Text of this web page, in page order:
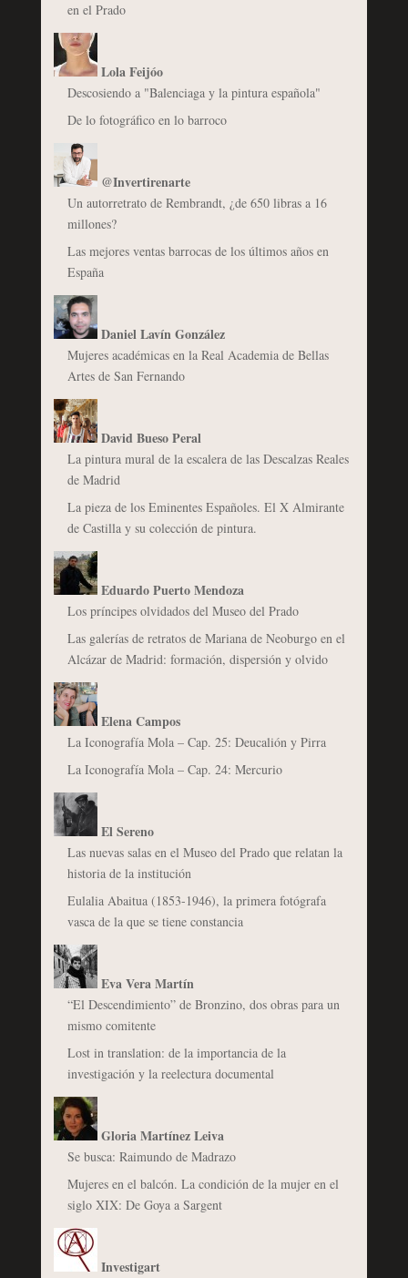
en el Prado
Lola Feijóo
Descosiendo a "Balenciaga y la pintura española"
De lo fotográfico en lo barroco
@Invertirenarte
Un autorretrato de Rembrandt, ¿de 650 libras a 16
millones?
Las mejores ventas barrocas de los últimos años en
España
Daniel Lavín González
Mujeres académicas en la Real Academia de Bellas
Artes de San Fernando
David Bueso Peral
La pintura mural de la escalera de las Descalzas Reales
de Madrid
La pieza de los Eminentes Españoles. El X Almirante
de Castilla y su colección de pintura.
Eduardo Puerto Mendoza
Los príncipes olvidados del Museo del Prado
Las galerías de retratos de Mariana de Neoburgo en el
Alcázar de Madrid: formación, dispersión y olvido
Elena Campos
La Iconografía Mola – Cap. 25: Deucalión y Pirra
La Iconografía Mola – Cap. 24: Mercurio
El Sereno
Las nuevas salas en el Museo del Prado que relatan la
historia de la institución
Eulalia Abaitua (1853-1946), la primera fotógrafa
vasca de la que se tiene constancia
Eva Vera Martín
“El Descendimiento” de Bronzino, dos obras para un
mismo comitente
Lost in translation: de la importancia de la
investigación y la reelectura documental
Gloria Martínez Leiva
Se busca: Raimundo de Madrazo
Mujeres en el balcón. La condición de la mujer en el
siglo XIX: De Goya a Sargent
Investigart